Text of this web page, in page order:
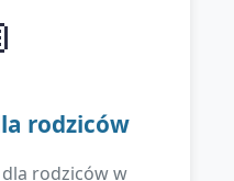
rodziców
rodziców w